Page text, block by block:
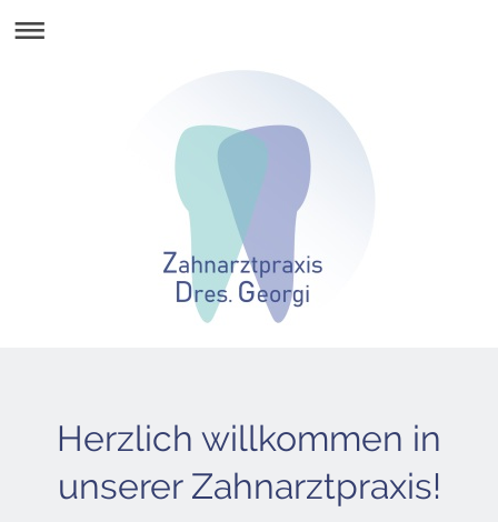
Herzlich willkommen in
unserer Zahnarztpraxis!